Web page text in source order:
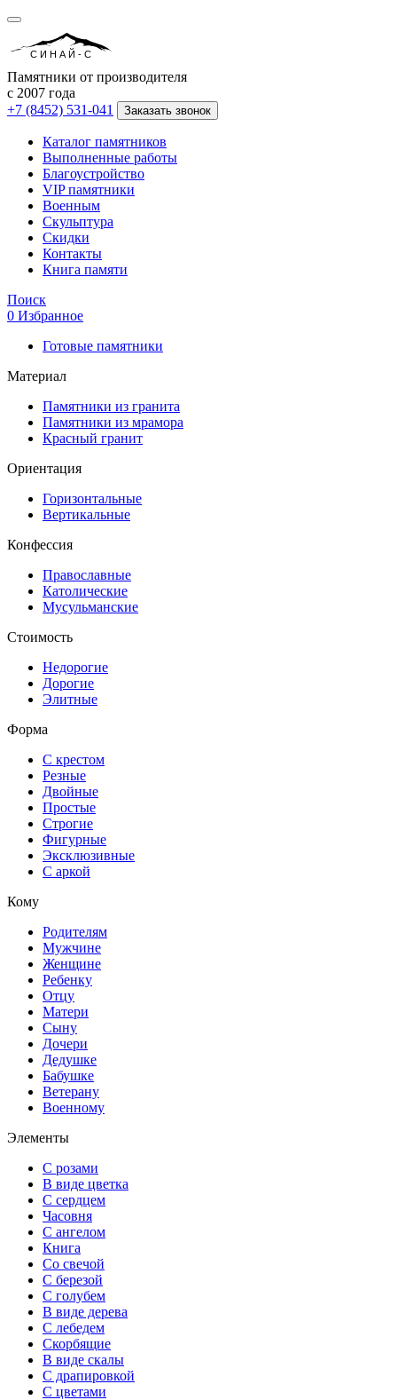
СИНАЙ-С
Памятники от производителя
с 2007 года
+7 (8452) 531-041
Заказать звонок
Каталог памятников
Выполненные работы
Благоустройство
VIP памятники
Военным
Скульптура
Скидки
Контакты
Книга памяти
Поиск
0 Избранное
Готовые памятники
Материал
Памятники из гранита
Памятники из мрамора
Красный гранит
Ориентация
Горизонтальные
Вертикальные
Конфессия
Православные
Католические
Мусульманские
Стоимость
Недорогие
Дорогие
Элитные
Форма
С крестом
Резные
Двойные
Простые
Строгие
Фигурные
Эксклюзивные
С аркой
Кому
Родителям
Мужчине
Женщине
Ребенку
Отцу
Матери
Сыну
Дочери
Дедушке
Бабушке
Ветерану
Военному
Элементы
С розами
В виде цветка
С сердцем
Часовня
С ангелом
Книга
Со свечой
С березой
С голубем
В виде дерева
С лебедем
Скорбящие
В виде скалы
С драпировкой
С цветами